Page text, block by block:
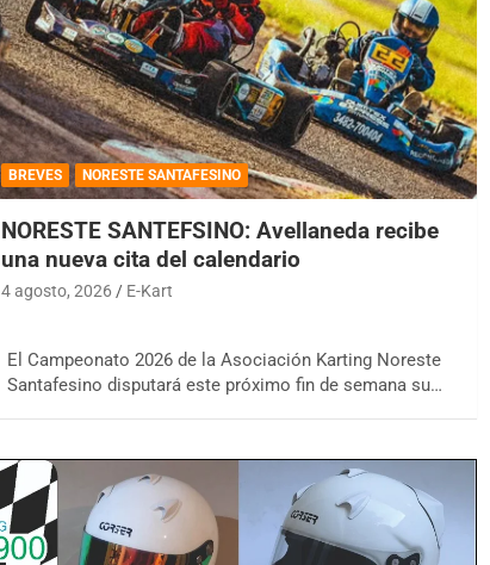
BREVES NORESTE SANTAFESINO
NORESTE SANTEFSINO: Avellaneda recibe
una nueva cita del calendario
4 agosto, 2026 E-Kart
El Campeonato 2026 de la Asociación Karting Noreste
Santafesino disputará este próximo fin de semana su…